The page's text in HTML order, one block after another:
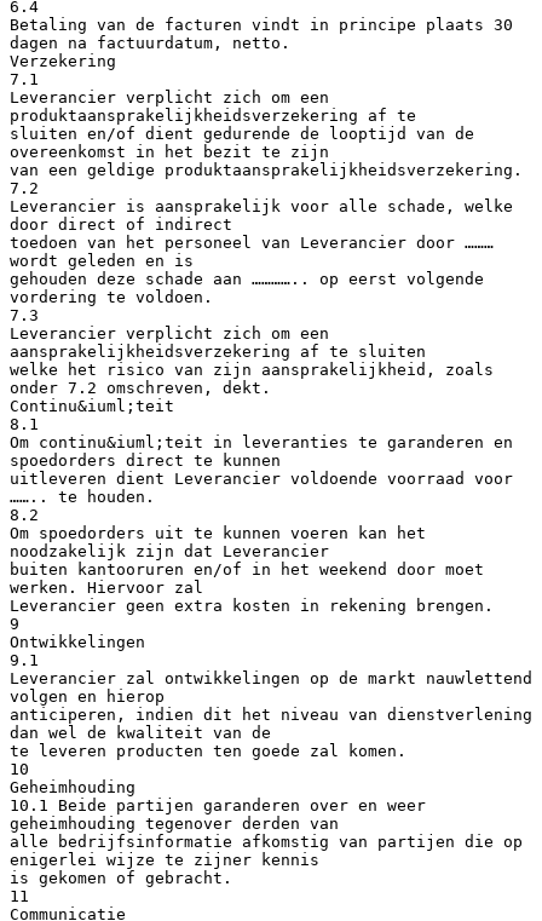
6.4
Betaling van de facturen vindt in principe plaats 30
dagen na factuurdatum, netto.
Verzekering
7.1
Leverancier verplicht zich om een
produktaansprakelijkheidsverzekering af te
sluiten en/of dient gedurende de looptijd van de
overeenkomst in het bezit te zijn
van een geldige produktaansprakelijkheidsverzekering.
7.2
Leverancier is aansprakelijk voor alle schade, welke
door direct of indirect
toedoen van het personeel van Leverancier door ………
wordt geleden en is
gehouden deze schade aan ………….. op eerst volgende
vordering te voldoen.
7.3
Leverancier verplicht zich om een
aansprakelijkheidsverzekering af te sluiten
welke het risico van zijn aansprakelijkheid, zoals
onder 7.2 omschreven, dekt.
Continu&iuml;teit
8.1
Om continu&iuml;teit in leveranties te garanderen en
spoedorders direct te kunnen
uitleveren dient Leverancier voldoende voorraad voor
…….. te houden.
8.2
Om spoedorders uit te kunnen voeren kan het
noodzakelijk zijn dat Leverancier
buiten kantooruren en/of in het weekend door moet
werken. Hiervoor zal
Leverancier geen extra kosten in rekening brengen.
9
Ontwikkelingen
9.1
Leverancier zal ontwikkelingen op de markt nauwlettend
volgen en hierop
anticiperen, indien dit het niveau van dienstverlening
dan wel de kwaliteit van de
te leveren producten ten goede zal komen.
10
Geheimhouding
10.1 Beide partijen garanderen over en weer
geheimhouding tegenover derden van
alle bedrijfsinformatie afkomstig van partijen die op
enigerlei wijze te zijner kennis
is gekomen of gebracht.
11
Communicatie